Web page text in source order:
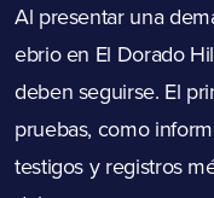
Al presentar una
ebrio en El Dorado
deben seguirse. El
pruebas, como
testigos y registros